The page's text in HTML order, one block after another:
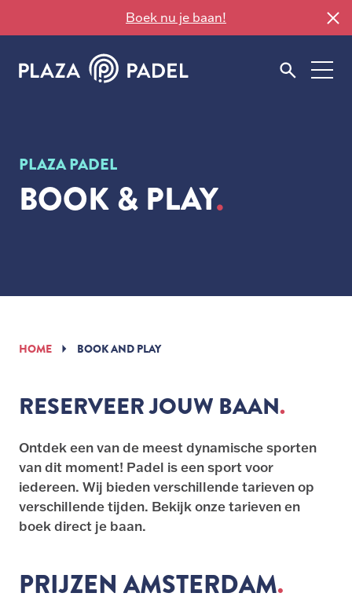
Boek nu je baan!
PLAZA PADEL
BOOK & PLAY
HOME BOOK AND PLAY
RESERVEER JOUW BAAN
Ontdek een van de meest dynamische sporten
van dit moment! Padel is een sport voor
iedereen. Wij bieden verschillende tarieven op
verschillende tijden. Bekijk onze tarieven en
boek direct je baan.
PRIJZEN AMSTERDAM